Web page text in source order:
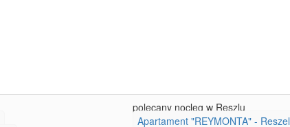
polecany nocleg w Reszlu
Apartament "REYMONTA" - Reszel